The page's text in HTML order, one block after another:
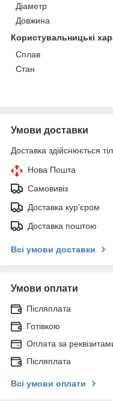
Діаметр
Довжина
Користувальницькі
Сплав
Стан
Умови доставки
Доставка здійснюється
Нова Пошта
Самовивіз
Доставка кур'єром
Доставка поштою
Всі умови доставки
Умови оплати
Післяплата
Готівкою
Оплата за
Післяплата
Всі умови оплати